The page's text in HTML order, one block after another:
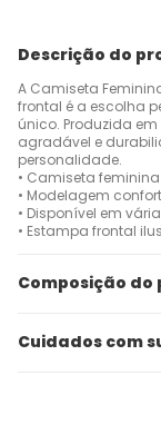
Descrição do
A Camiseta
frontal é a escolha
único. Produzida
agradável e
personalidade.
• Camiseta
• Modelagem
• Disponível em
• Estampa frontal
Composição do
Cuidados com